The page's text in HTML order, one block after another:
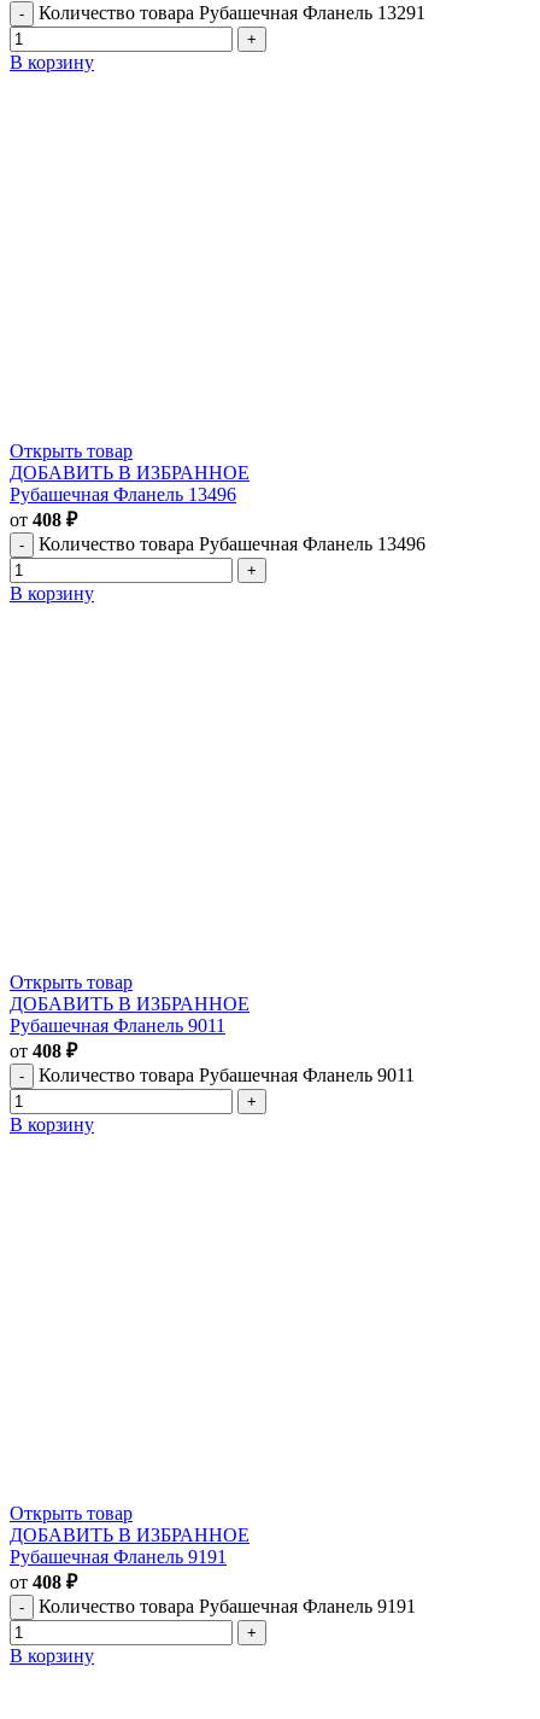
Количество товара Рубашечная Фланель 13291
В корзину
Открыть товар
ДОБАВИТЬ В ИЗБРАННОЕ
Рубашечная Фланель 13496
от 408 ₽
Количество товара Рубашечная Фланель 13496
В корзину
Открыть товар
ДОБАВИТЬ В ИЗБРАННОЕ
Рубашечная Фланель 9011
от 408 ₽
Количество товара Рубашечная Фланель 9011
В корзину
Открыть товар
ДОБАВИТЬ В ИЗБРАННОЕ
Рубашечная Фланель 9191
от 408 ₽
Количество товара Рубашечная Фланель 9191
В корзину